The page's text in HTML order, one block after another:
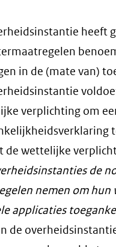
heeft
in de (mate van)
verplichting om
de wettelijke
de
nemen om hun
applicaties
de